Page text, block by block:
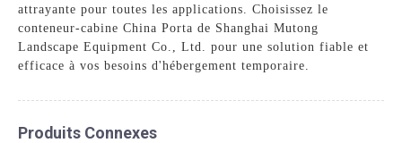
attrayante pour toutes les applications. Choisissez le
conteneur-cabine China Porta de Shanghai Mutong
Landscape Equipment Co., Ltd. pour une solution fiable et
efficace à vos besoins d'hébergement temporaire.
Produits Connexes